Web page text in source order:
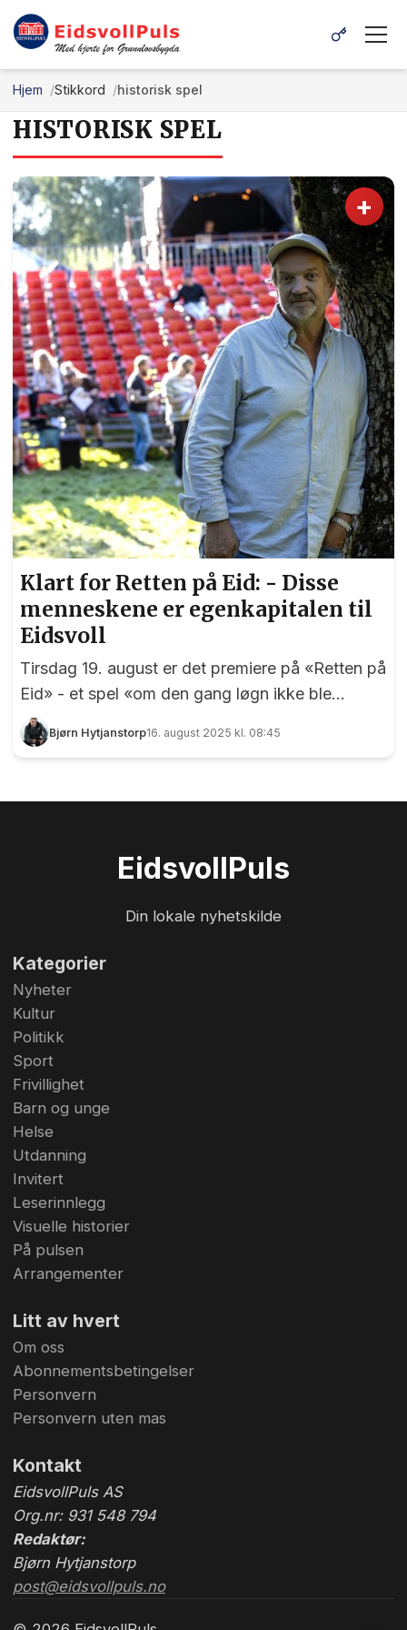
Hjem Stikkord historisk spel
HISTORISK SPEL
+
Klart for Retten på Eid: - Disse
menneskene er egenkapitalen til
Eidsvoll
Tirsdag 19. august er det premiere på «Retten på
Eid» - et spel «om den gang løgn ikke ble
sannhet», som er undertittelen. Manusforfattere
er Hanne Østby og Arne Sundli, og med på laget
Wergelandslunden. Foto: Bjørn Hytjanstorp
Bjørn Hytjanstorp16. august 2025 kl. 08:45
EidsvollPuls
Din lokale nyhetskilde
Kategorier
Nyheter
Kultur
Politikk
Sport
Frivillighet
Barn og unge
Helse
Utdanning
Invitert
Leserinnlegg
Visuelle historier
På pulsen
Arrangementer
Litt av hvert
Om oss
Abonnementsbetingelser
Personvern
Personvern uten mas
Kontakt
EidsvollPuls AS
Org.nr: 931 548 794
Redaktør:
Bjørn Hytjanstorp
post@eidsvollpuls.no